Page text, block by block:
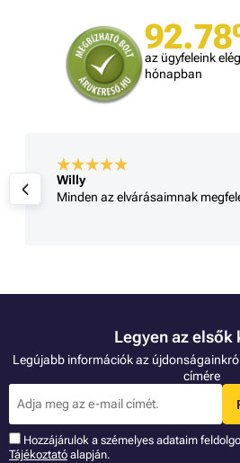
az ügyfeleink
hónapban
Willy
Minden az elvárásaimnak
Legyen az elsők
Legújabb információk az
címére
Hozzájárulok a szémelyes adataim
Tájékoztató alapján.